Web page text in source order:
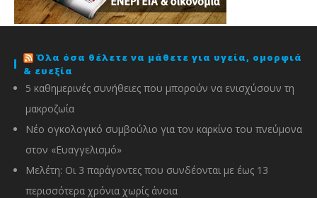
Όλα όσα θέλετε να μάθετε για υγεία, ομορφιά
& ευεξία
5 καθημερινές συνήθειες που μπορούν να ενισχύσουν τη
μακροζωία
Νέο ογκολογικό συμβούλιο για τον καρκίνο του πνεύμονα
στον «Ευαγγελισμό»
Μελέτη: Οι 3 παράγοντες που συνδέονται με έως 13
περισσότερα χρόνια χωρίς άνοια